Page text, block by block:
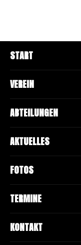
START
VEREIN
ABTEILUNGEN
AKTUELLES
FOTOS
TERMINE
KONTAKT